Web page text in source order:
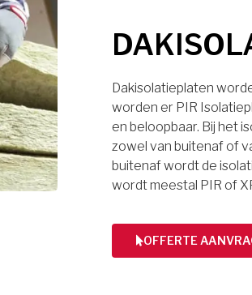
Dakisolatieplaten
worden er PIR
en beloopbaar. Bij het
zowel van buitenaf of
buitenaf wordt de
wordt meestal PIR of
OFFERTE